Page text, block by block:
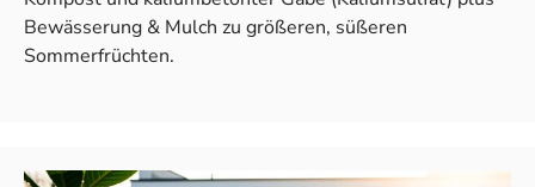
Bewässerung & Mulch zu größeren, süßeren
Sommerfrüchten.